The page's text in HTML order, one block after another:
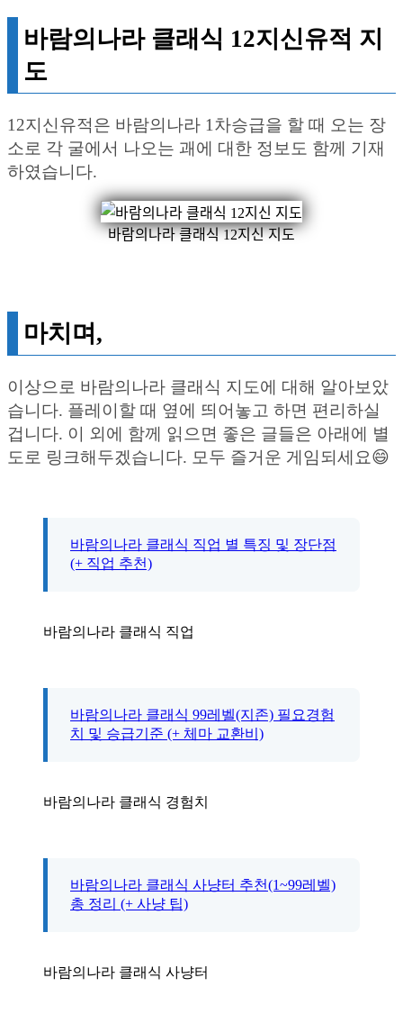
바람의나라 클래식 12지신유적 지
도
12지신유적은 바람의나라 1차승급을 할 때 오는 장
소로 각 굴에서 나오는 괘에 대한 정보도 함께 기재
하였습니다.
바람의나라 클래식 12지신 지도
마치며,
이상으로 바람의나라 클래식 지도에 대해 알아보았
습니다. 플레이할 때 옆에 띄어놓고 하면 편리하실
겁니다. 이 외에 함께 읽으면 좋은 글들은 아래에 별
도로 링크해두겠습니다. 모두 즐거운 게임되세요😄
바람의나라 클래식 직업 별 특징 및 장단점
(+ 직업 추천)
바람의나라 클래식 직업
바람의나라 클래식 99레벨(지존) 필요경험
치 및 승급기준 (+ 체마 교환비)
바람의나라 클래식 경험치
바람의나라 클래식 사냥터 추천(1~99레벨)
총 정리 (+ 사냥 팁)
바람의나라 클래식 사냥터